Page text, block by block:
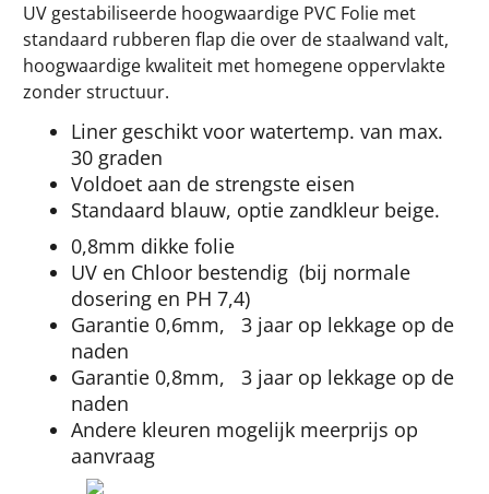
UV gestabiliseerde hoogwaardige PVC Folie met
standaard rubberen flap die over de staalwand valt,
hoogwaardige kwaliteit met homegene oppervlakte
zonder structuur.
Liner geschikt voor watertemp. van max.
30 graden
Voldoet aan de strengste eisen
Standaard blauw, optie zandkleur beige.
0,8mm dikke folie
UV en Chloor bestendig (bij normale
dosering en PH 7,4)
Garantie 0,6mm, 3 jaar op lekkage op de
naden
Garantie 0,8mm, 3 jaar op lekkage op de
naden
Andere kleuren mogelijk meerprijs op
aanvraag